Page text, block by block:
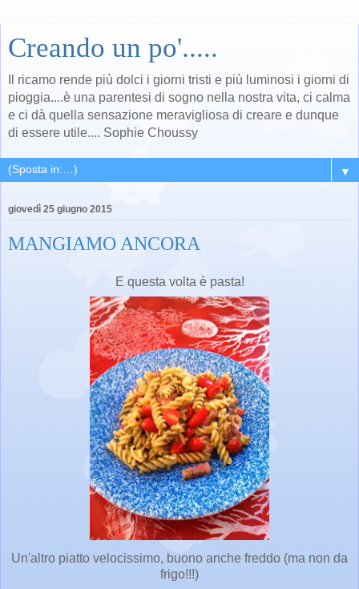
Creando un po'.....
Il ricamo rende più dolci i giorni tristi e più luminosi i giorni di
pioggia....è una parentesi di sogno nella nostra vita, ci calma
e ci dà quella sensazione meravigliosa di creare e dunque
di essere utile.... Sophie Choussy
▼
giovedì 25 giugno 2015
MANGIAMO ANCORA
E questa volta è pasta!
Un'altro piatto velocissimo, buono anche freddo (ma non da
frigo!!!)